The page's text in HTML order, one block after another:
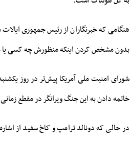
هنگامی که خبرنگاران از رئیس جمهوری ایالات
بدون مشخص کردن اینکه منظورش چه کسی یا
شورای امنیت ملی آمریکا پیش‌تر در روز
خاتمه دادن به این جنگ ویرانگر در مقطع
در حالی که دونالد ترامپ و کاخ سفید از